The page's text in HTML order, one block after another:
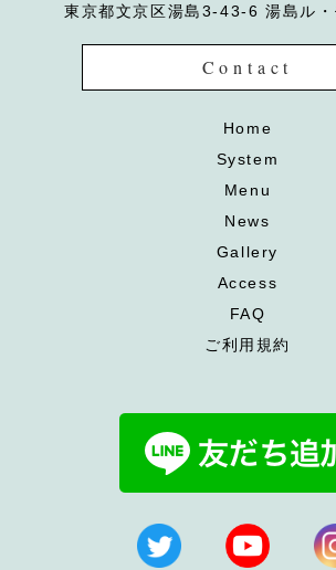
東京都文京区湯島3-43-6 湯島ル・
Contact
Home
System
Menu
News
Gallery
Access
FAQ
ご利用規約